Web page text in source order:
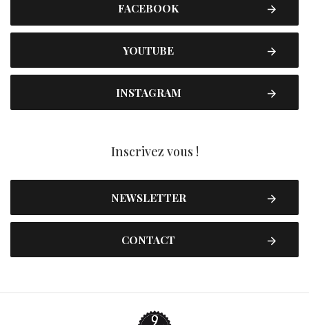
FACEBOOK
YOUTUBE
INSTAGRAM
Inscrivez vous !
NEWSLETTER
CONTACT